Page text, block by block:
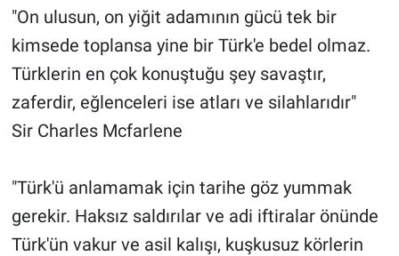
"On ulusun, on yiğit adamının gücü tek bir
kimsede toplansa yine bir Türk'e bedel olmaz.
Türklerin en çok konuştuğu şey savaştır,
zaferdir, eğlenceleri ise atları ve silahlarıdır"
Sir Charles Mcfarlene
"Türk'ü anlamamak için tarihe göz yummak
gerekir. Haksız saldırılar ve adi iftiralar önünde
Türk'ün vakur ve asil kalışı, kuşkusuz körlerin